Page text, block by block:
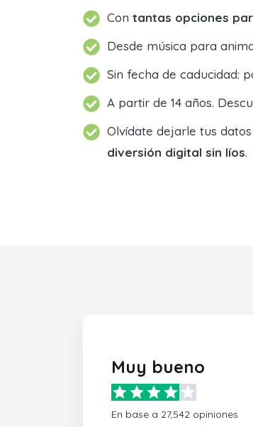
Con tantas opciones
Desde música para
Sin fecha de caducidad:
A partir de 14 años.
Olvídate dejarle tus
diversión digital sin líos.
Muy bueno
En base a 27,542 opiniones